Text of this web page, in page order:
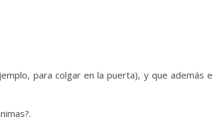
para colgar en la puerta), y que además